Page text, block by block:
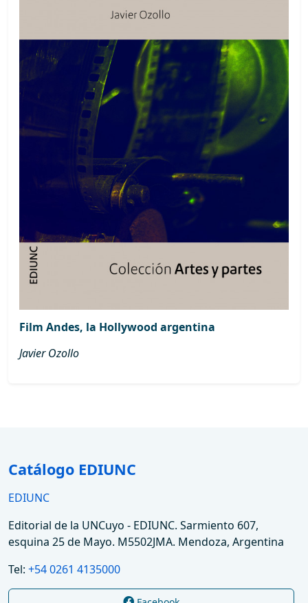
Film Andes, la Hollywood argentina
Javier Ozollo
Catálogo EDIUNC
EDIUNC
Editorial de la UNCuyo - EDIUNC. Sarmiento 607,
esquina 25 de Mayo. M5502JMA. Mendoza, Argentina
Tel: +54 0261 4135000